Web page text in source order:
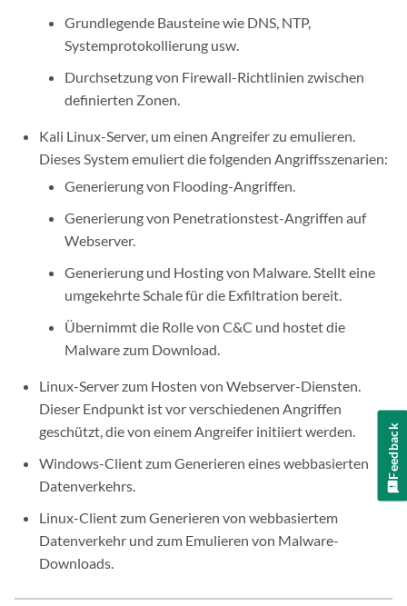
Grundlegende Bausteine wie DNS, NTP,
Systemprotokollierung usw.
Durchsetzung von Firewall-Richtlinien zwischen
definierten Zonen.
Kali Linux-Server, um einen Angreifer zu emulieren.
Dieses System emuliert die folgenden Angriffsszenarien:
Generierung von Flooding-Angriffen.
Generierung von Penetrationstest-Angriffen auf
Webserver.
Generierung und Hosting von Malware. Stellt eine
umgekehrte Schale für die Exfiltration bereit.
Übernimmt die Rolle von C&C und hostet die
Malware zum Download.
Linux-Server zum Hosten von Webserver-Diensten.
Dieser Endpunkt ist vor verschiedenen Angriffen
geschützt, die von einem Angreifer initiiert werden.
Windows-Client zum Generieren eines webbasierten
Datenverkehrs.
Linux-Client zum Generieren von webbasiertem
Datenverkehr und zum Emulieren von Malware-
Downloads.
Feedback